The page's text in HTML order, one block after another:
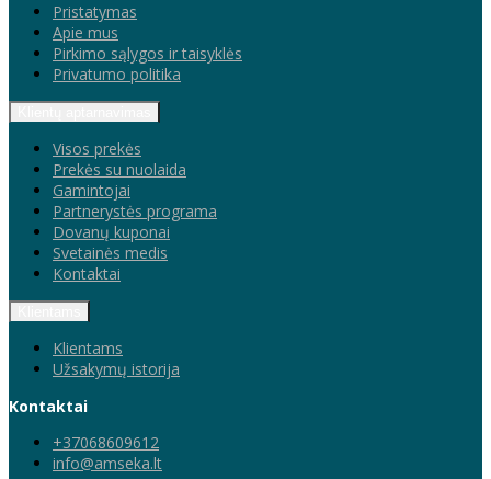
Pristatymas
Apie mus
Pirkimo sąlygos ir taisyklės
Privatumo politika
Visos prekės
Prekės su nuolaida
Gamintojai
Partnerystės programa
Dovanų kuponai
Svetainės medis
Kontaktai
Klientams
Užsakymų istorija
Kontaktai
+37068609612
info@amseka.lt